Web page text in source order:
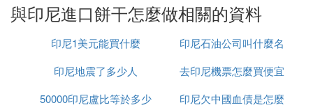
與印尼進口餅干怎麼做相關的資料
印尼1美元能買什麼
印尼石油公司叫什麼名
字
印尼地震了多少人
去印尼機票怎麼買便宜
50000印尼盧比等於多少
印尼欠中國血債是怎麼